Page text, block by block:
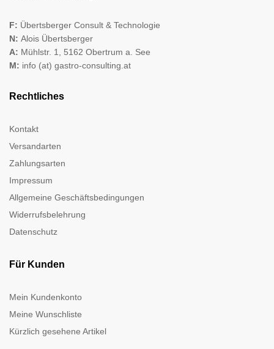
F: Übertsberger Consult & Technologie
N: Alois Übertsberger
A: Mühlstr. 1, 5162 Obertrum a. See
M: info (at) gastro-consulting.at
Rechtliches
Kontakt
Versandarten
Zahlungsarten
Impressum
Allgemeine Geschäftsbedingungen
Widerrufsbelehrung
Datenschutz
Für Kunden
Mein Kundenkonto
Meine Wunschliste
Kürzlich gesehene Artikel